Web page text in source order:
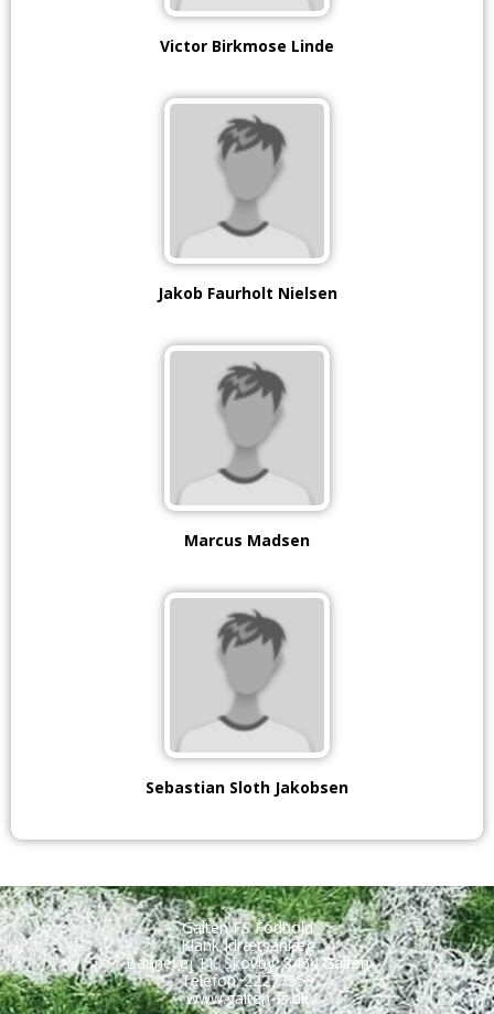
Victor Birkmose Linde
Jakob Faurholt Nielsen
Marcus Madsen
Sebastian Sloth Jakobsen
Galten FS Fodbold
Klank Idrætsanlæg
Baunevej 11, Skovby, 8464 Galten
Telefon: 22277559
www.galten-fs.dk